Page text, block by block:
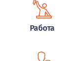
Работа